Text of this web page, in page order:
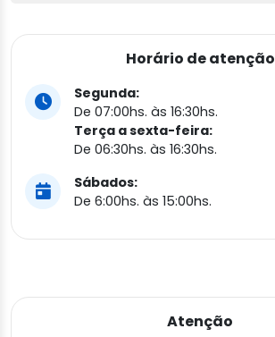
Horário de atenção
Segunda:
De 07:00hs. às 16:30hs.
Terça a sexta-feira:
De 06:30hs. às 16:30hs.
Sábados:
De 6:00hs. às 15:00hs.
Atenção